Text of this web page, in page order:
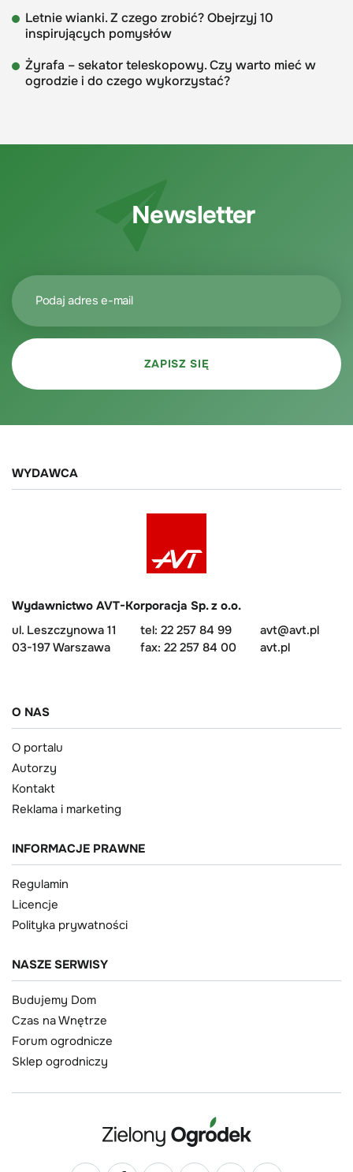
Letnie wianki. Z czego zrobić? Obejrzyj 10
inspirujących pomysłów
Żyrafa – sekator teleskopowy. Czy warto mieć w
ogrodzie i do czego wykorzystać?
Newsletter
WYDAWCA
Wydawnictwo AVT-Korporacja Sp. z o.o.
ul. Leszczynowa 11
03-197 Warszawa
tel: 22 257 84 99
fax: 22 257 84 00
avt@avt.pl
avt.pl
O NAS
O portalu
Autorzy
Kontakt
Reklama i marketing
INFORMACJE PRAWNE
Regulamin
Licencje
Polityka prywatności
NASZE SERWISY
Budujemy Dom
Czas na Wnętrze
Forum ogrodnicze
Sklep ogrodniczy